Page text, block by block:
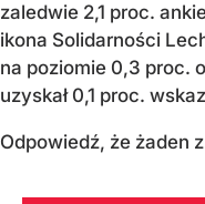
zaledwie 2,1 proc.
ikona Solidarności
na poziomie 0,3 proc.
uzyskał 0,1 proc.
Odpowiedź, że żaden